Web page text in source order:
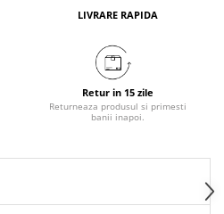
LIVRARE RAPIDA
Retur in 15 zile
Returneaza produsul si primesti
banii inapoi.